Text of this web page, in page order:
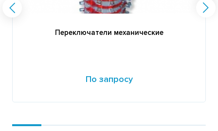
Переключатели механические
По запросу